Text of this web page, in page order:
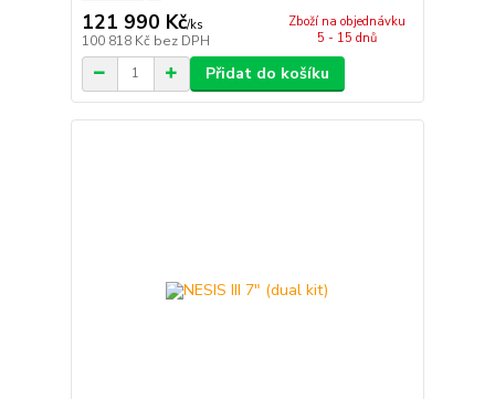
121 990 Kč/ks
100 818 Kč bez DPH
Zboží na objednávku
5 - 15 dnů
Přidat do košíku